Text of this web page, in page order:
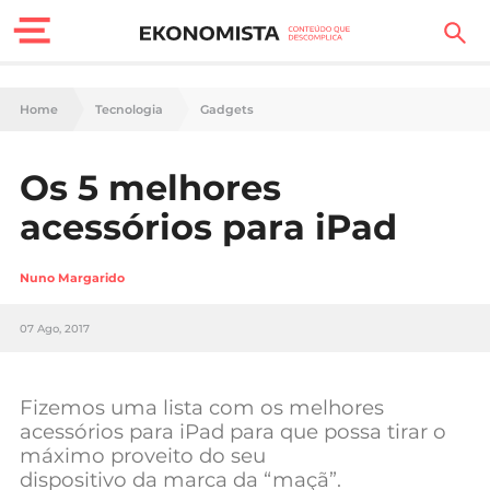
Finanças Pessoais
Carreira
Tecnologia
Negócios
Home Tecnologia Gadgets
Os 5 melhores
acessórios para iPad
Nuno Margarido
07 Ago, 2017
Fizemos uma lista com os melhores
acessórios para iPad para que possa tirar o
máximo proveito do seu
dispositivo da marca da “maçã”.